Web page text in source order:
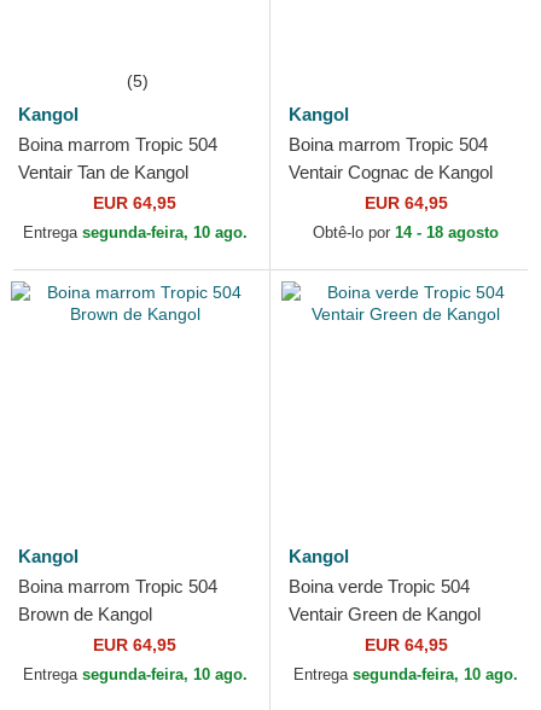
(5)
Kangol
Boina marrom Tropic 504
Ventair Tan de Kangol
EUR 64,95
Entrega segunda-feira, 10 ago.
Kangol
Boina marrom Tropic 504
Ventair Cognac de Kangol
EUR 64,95
Obtê-lo por 14 - 18 agosto
Kangol
Boina marrom Tropic 504
Brown de Kangol
EUR 64,95
Entrega segunda-feira, 10 ago.
Kangol
Boina verde Tropic 504
Ventair Green de Kangol
EUR 64,95
Entrega segunda-feira, 10 ago.